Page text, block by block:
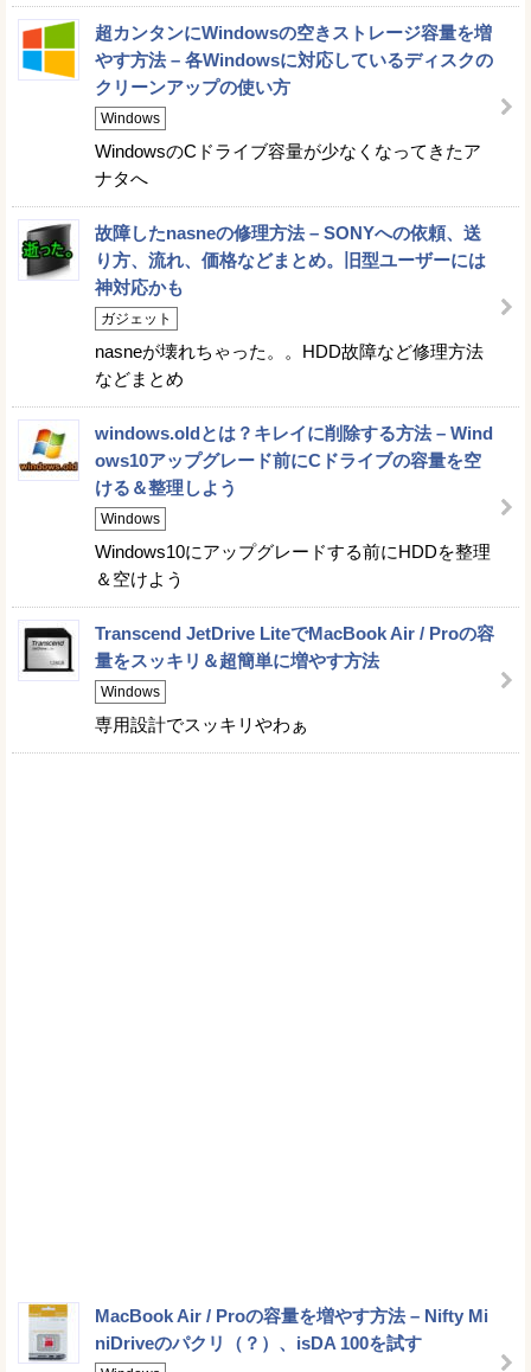
超カンタンにWindowsの空きストレージ容量を増
やす方法 – 各Windowsに対応しているディスクの
クリーンアップの使い方
Windows
WindowsのCドライブ容量が少なくなってきたア
ナタへ
故障したnasneの修理方法 – SONYへの依頼、送
り方、流れ、価格などまとめ。旧型ユーザーには
神対応かも
ガジェット
nasneが壊れちゃった。。HDD故障など修理方法
などまとめ
windows.oldとは？キレイに削除する方法 – Wind
ows10アップグレード前にCドライブの容量を空
ける＆整理しよう
Windows
Windows10にアップグレードする前にHDDを整理
＆空けよう
Transcend JetDrive LiteでMacBook Air / Proの容
量をスッキリ＆超簡単に増やす方法
Windows
専用設計でスッキリやわぁ
MacBook Air / Proの容量を増やす方法 – Nifty Mi
niDriveのパクリ（？）、isDA 100を試す